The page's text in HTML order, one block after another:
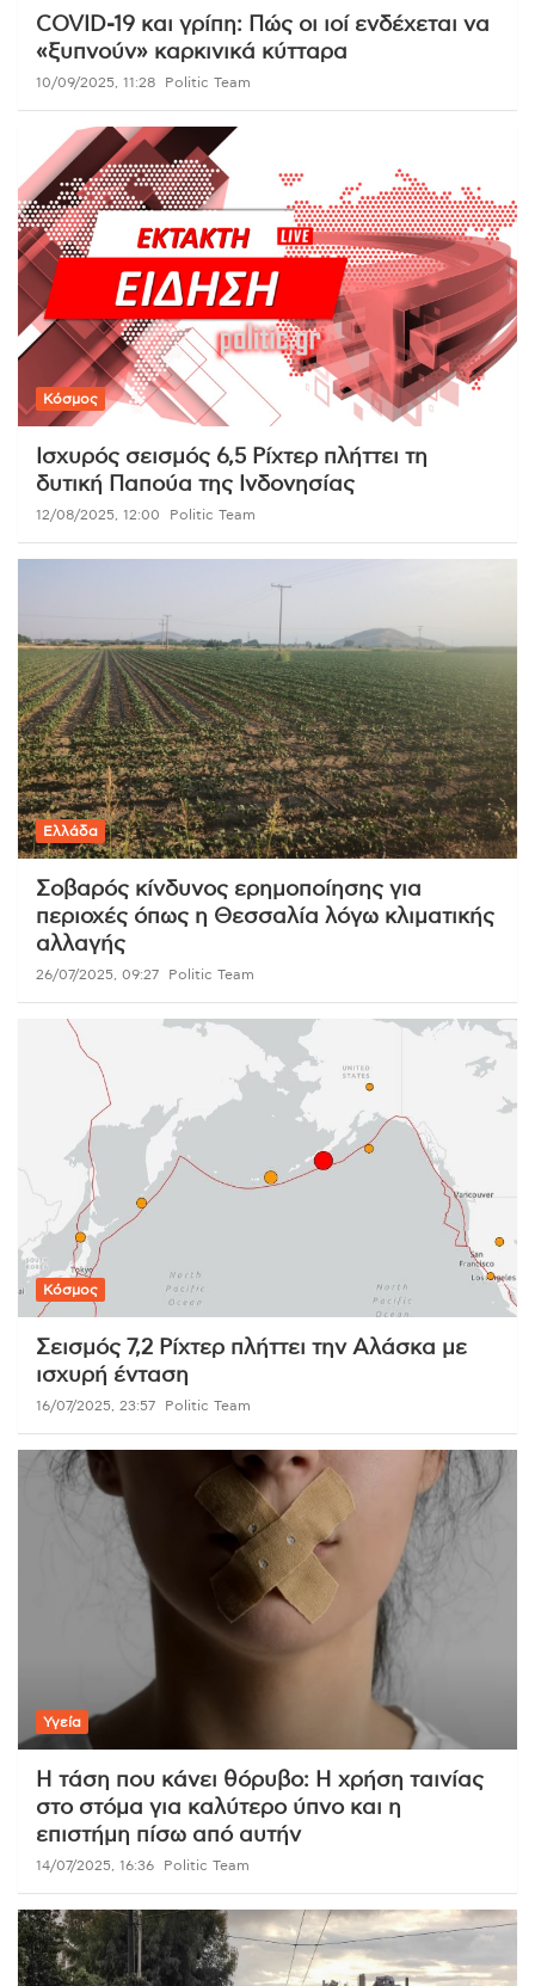
COVID-19 και γρίπη: Πώς οι ιοί ενδέχεται να
«ξυπνούν» καρκινικά κύτταρα
10/09/2025, 11:28 Politic Team
Κόσμος
Ισχυρός σεισμός 6,5 Ρίχτερ πλήττει τη
δυτική Παπούα της Ινδονησίας
12/08/2025, 12:00 Politic Team
Ελλάδα
Σοβαρός κίνδυνος ερημοποίησης για
περιοχές όπως η Θεσσαλία λόγω κλιματικής
αλλαγής
26/07/2025, 09:27 Politic Team
Κόσμος
Σεισμός 7,2 Ρίχτερ πλήττει την Αλάσκα με
ισχυρή ένταση
16/07/2025, 23:57 Politic Team
Υγεία
Η τάση που κάνει θόρυβο: Η χρήση ταινίας
στο στόμα για καλύτερο ύπνο και η
επιστήμη πίσω από αυτήν
14/07/2025, 16:36 Politic Team